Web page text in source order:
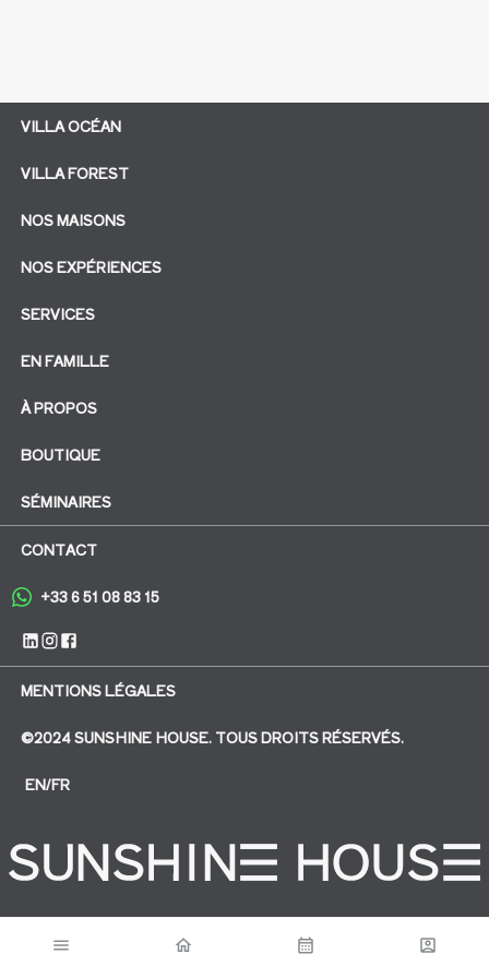
VILLA OCÉAN
VILLA FOREST
NOS MAISONS
NOS EXPÉRIENCES
SERVICES
EN FAMILLE
À PROPOS
BOUTIQUE
SÉMINAIRES
CONTACT
+33 6 51 08 83 15
MENTIONS LÉGALES
©2024 SUNSHINE HOUSE. TOUS DROITS RÉSERVÉS.
EN/FR